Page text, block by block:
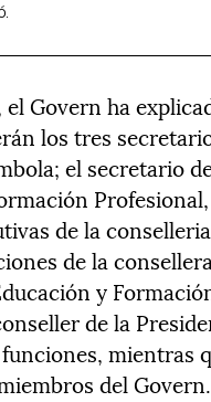
Govern ha
los tres
el secretario
de la
de la
y
de la
mientras
del Govern.